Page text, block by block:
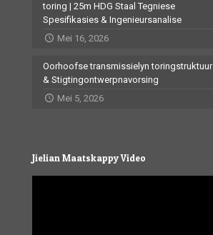
toring | 25m HDG Staal Tegniese
Spesifikasies & Ingenieursanalise
Mei 16, 2026
Oorhoofse transmissielyn toringstruktuur
& Stigtingontwerpnavorsing
Mei 5, 2026
Jielian Maatskappy Video